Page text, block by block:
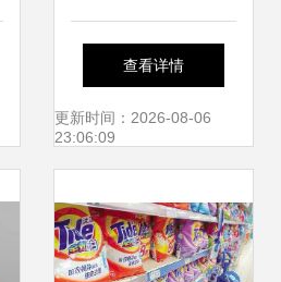
衣卡通图标集 实用
素材与洗衣用品设
查看详情
更新时间：2026-08-06
23:06:09